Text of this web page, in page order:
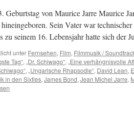
Geburtstag von Maurice Jarre Maurice
Sein Vater war
zu seinem 16. Lebensjahr hatte sich der
unter Fernsehen, Film, Filmmusik /
Tag“, „Dr. Schiwago“, „Eine verhängnisvolle
, „Ungarische Rhapsodie“, David Lean,
in den Sixties, James Bond, Jean Michel Jarre,